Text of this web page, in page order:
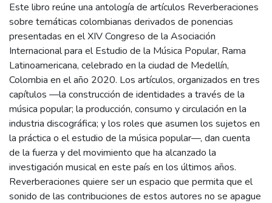
Este libro reúne una antología de artículos Reverberaciones
sobre temáticas colombianas derivados de ponencias
presentadas en el XIV Congreso de la Asociación
Internacional para el Estudio de la Música Popular, Rama
Latinoamericana, celebrado en la ciudad de Medellín,
Colombia en el año 2020. Los artículos, organizados en tres
capítulos —la construcción de identidades a través de la
música popular; la producción, consumo y circulación en la
industria discográfica; y los roles que asumen los sujetos en
la práctica o el estudio de la música popular—, dan cuenta
de la fuerza y del movimiento que ha alcanzado la
investigación musical en este país en los últimos años.
Reverberaciones quiere ser un espacio que permita que el
sonido de las contribuciones de estos autores no se apague